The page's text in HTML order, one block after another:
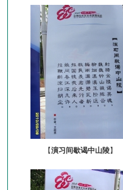
【演习间歇谒中山陵】